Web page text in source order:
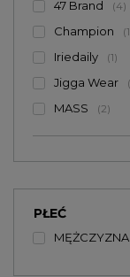
47 Brand 4
Champion 1
Iriedaily 1
Jigga Wear
MASS 2
PŁEĆ
MĘŻCZYZNA